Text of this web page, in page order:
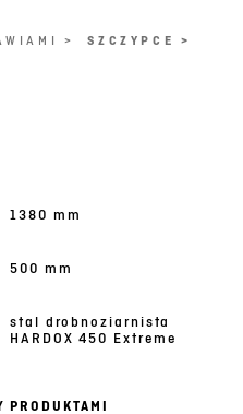
>
SZCZYPCE >
1380 mm
500 mm
stal drobnoziarnista
HARDOX 450 Extreme
PRODUKTAMI